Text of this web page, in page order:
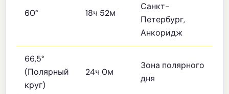
60° 18ч 52м
Санкт-
Петербург,
Анкоридж
66,5°
(Полярный
круг)
24ч 0м
Зона полярного
дня